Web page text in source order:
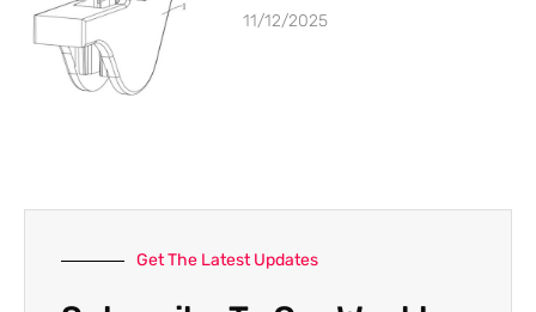
11/12/2025
Get The Latest Updates